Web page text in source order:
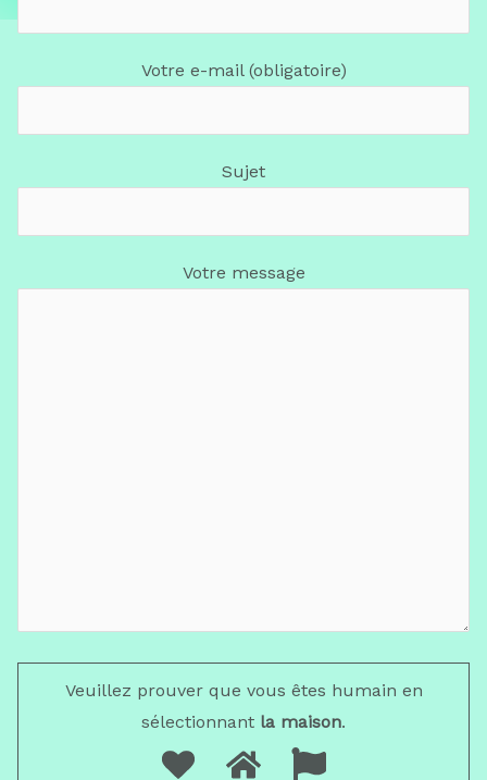
Votre e-mail (obligatoire)
Sujet
Votre message
Veuillez prouver que vous êtes humain en
sélectionnant la maison.